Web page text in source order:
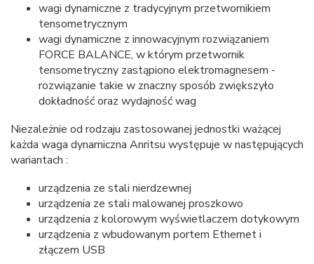
wagi dynamiczne z tradycyjnym przetwornikiem
tensometrycznym
wagi dynamiczne z innowacyjnym rozwiązaniem
FORCE BALANCE, w którym przetwornik
tensometryczny zastąpiono elektromagnesem -
rozwiązanie takie w znaczny sposób zwiększyło
dokładność oraz wydajność wag
Niezależnie od rodzaju zastosowanej jednostki ważącej
każda waga dynamiczna Anritsu występuje w następujących
wariantach :
urządzenia ze stali nierdzewnej
urządzenia ze stali malowanej proszkowo
urządzenia z kolorowym wyświetlaczem dotykowym
urządzenia z wbudowanym portem Ethernet i
złączem USB